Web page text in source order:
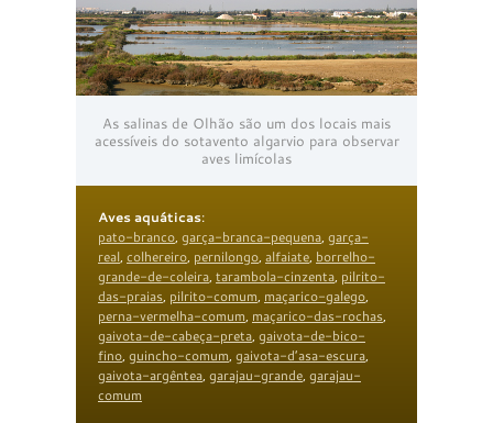
As salinas de Olhão são um dos locais mais
acessíveis do sotavento algarvio para observar
aves limícolas
Aves aquáticas:
pato-branco, garça-branca-pequena, garça-
real, colhereiro, pernilongo, alfaiate, borrelho-
grande-de-coleira, tarambola-cinzenta, pilrito-
das-praias, pilrito-comum, maçarico-galego,
perna-vermelha-comum, maçarico-das-rochas,
gaivota-de-cabeça-preta, gaivota-de-bico-
fino, guincho-comum, gaivota-d’asa-escura,
gaivota-argêntea, garajau-grande, garajau-
comum